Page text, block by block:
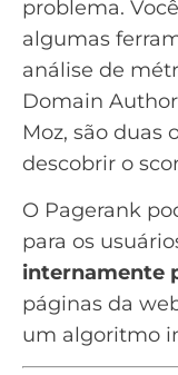
problema.
algumas
análise de
Domain
Moz, são duas
descobrir o
O Pagerank
para os
internamente
páginas da
um algoritmo